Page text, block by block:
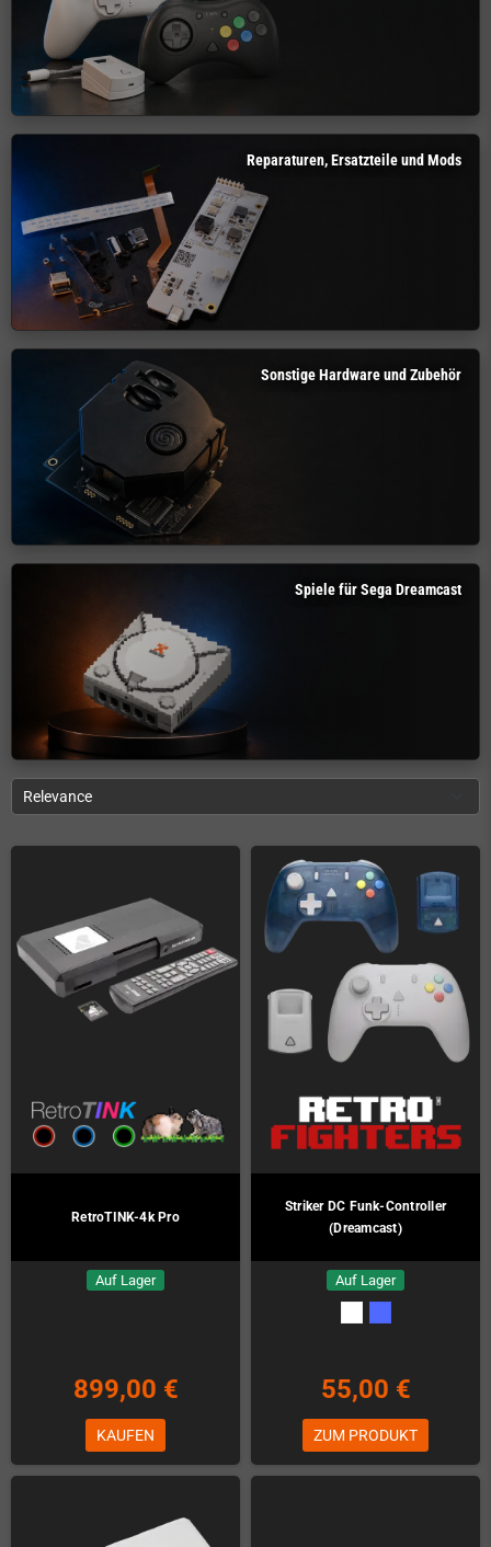
Reparaturen, Ersatzteile und Mods
Sonstige Hardware und Zubehör
Spiele für Sega Dreamcast
Relevance
RetroTINK-4k Pro
Auf Lager
899,00 €
KAUFEN
Striker DC Funk-Controller
(Dreamcast)
Auf Lager
55,00 €
ZUM PRODUKT